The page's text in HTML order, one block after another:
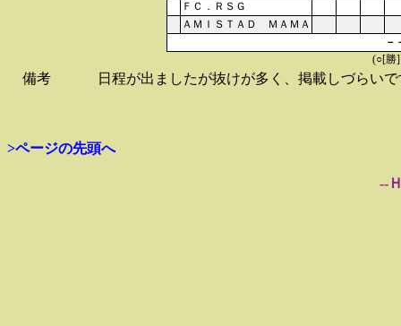
ＦＣ．ＲＳＧ
ＡＭＩＳＴＡＤ ＭＡＭＡ
－
(○[勝
備考 日程が出ましたが抜けが多く、掲載しづらい
>ページの先頭へ
--